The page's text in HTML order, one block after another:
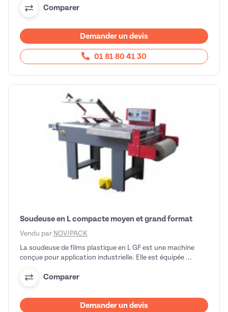
Comparer
Demander un devis
01 81 80 41 30
Soudeuse en L compacte moyen et grand format
Vendu par NOVIPACK
La soudeuse de films plastique en L GF est une machine
conçue pour application industrielle. Elle est équipée ...
Comparer
Demander un devis